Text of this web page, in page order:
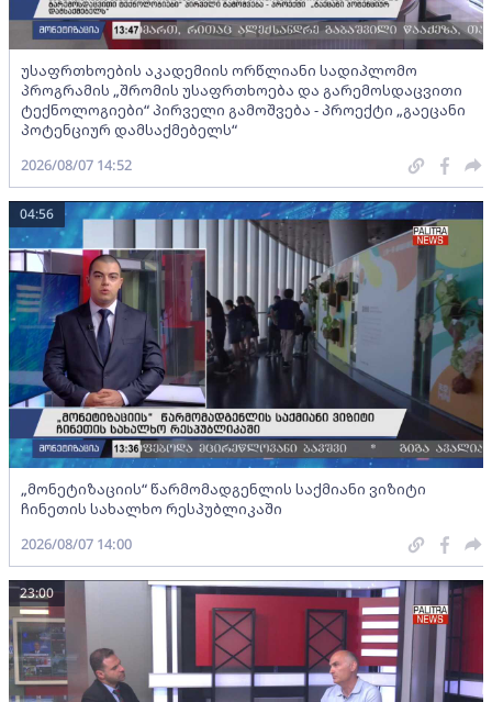
უსაფრთხოების აკადემიის ორწლიანი სადიპლომო
პროგრამის „შრომის უსაფრთხოება და გარემოსდაცვითი
ტექნოლოგიები“ პირველი გამოშვება - პროექტი „გაეცანი
პოტენციურ დამსაქმებელს“
2026/08/07 14:52
„მონეტიზაციის“ წარმომადგენლის საქმიანი ვიზიტი
ჩინეთის სახალხო რესპუბლიკაში
04:56
2026/08/07 14:00
23:00